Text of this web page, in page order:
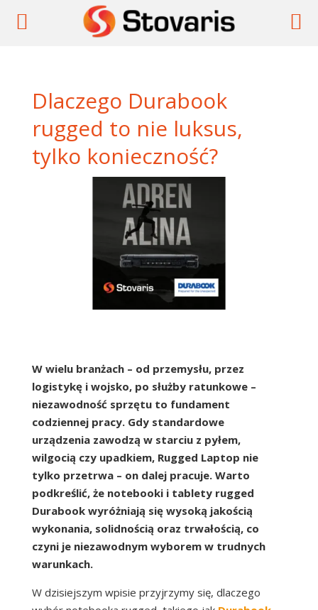
Dlaczego Durabook
rugged to nie luksus,
tylko konieczność?
W wielu branżach – od przemysłu, przez
logistykę i wojsko, po służby ratunkowe –
niezawodność sprzętu to fundament
codziennej pracy. Gdy standardowe
urządzenia zawodzą w starciu z pyłem,
wilgocią czy upadkiem, Rugged Laptop nie
tylko przetrwa – on dalej pracuje. Warto
podkreślić, że notebooki i tablety rugged
Durabook wyróżniają się wysoką jakością
wykonania, solidnością oraz trwałością, co
czyni je niezawodnym wyborem w trudnych
warunkach.
W dzisiejszym wpisie przyjrzymy się, dlaczego